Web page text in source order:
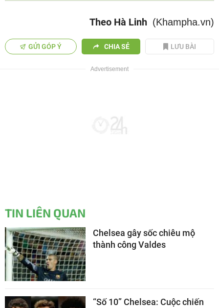
Theo Hà Linh (Khampha.vn)
GỬI GÓP Ý CHIA SẺ LƯU BÀI
TIN LIÊN QUAN
Chelsea gây sốc chiêu mộ
thành công Valdes
“Số 10” Chelsea: Cuộc chiến